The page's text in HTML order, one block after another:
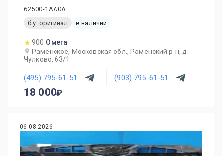
62500-1AA0A
б.у. оригинал
в наличии
900 Омега
Раменское, Московская обл., Раменский р-н, д.
Чулково, 63/1
(495) 795-61-51 (903) 795-61-51
18 000
06.08.2026